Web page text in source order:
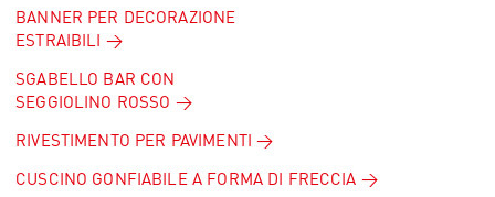
BANNER PER DECORAZIONE
ESTRAIBILI
SGABELLO BAR CON
SEGGIOLINO ROSSO
RIVESTIMENTO PER PAVIMENTI
CUSCINO GONFIABILE A FORMA DI FRECCIA